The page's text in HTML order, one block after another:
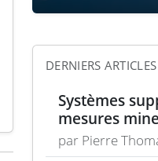
DERNIERS ARTICLES
Systèmes
mesures
Marine
par Pierre